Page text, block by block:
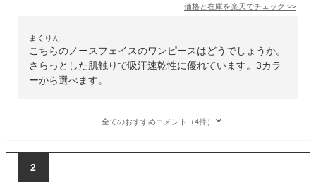
価格と在庫を楽天でチェック >>
まくりん
こちらのノースフェイスのワンピースはどうでしょうか。
さらっとした肌触りで吸汗速乾性に優れています。3カラ
ーから選べます。
全てのおすすめコメント（4件）
2